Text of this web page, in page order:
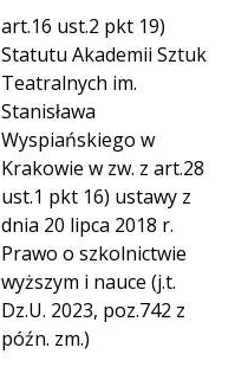
art.16 ust.2 pkt 19)
Statutu Akademii Sztuk
Teatralnych im.
Stanisława
Wyspiańskiego w
Krakowie w zw. z art.28
ust.1 pkt 16) ustawy z
dnia 20 lipca 2018 r.
Prawo o szkolnictwie
wyższym i nauce (j.t.
Dz.U. 2023, poz.742 z
późn. zm.)